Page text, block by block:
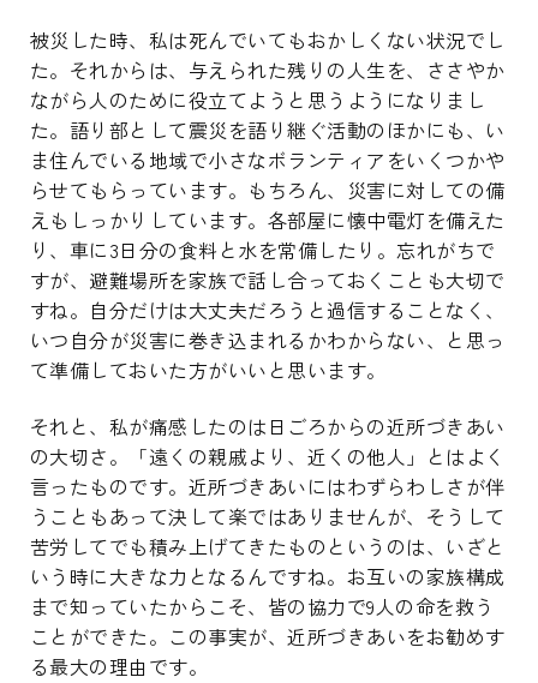
被災した時、私は死んでいてもおかしくない状況でし
た。それからは、与えられた残りの人生を、ささやか
ながら人のために役立てようと思うようになりまし
た。語り部として震災を語り継ぐ活動のほかにも、い
ま住んでいる地域で小さなボランティアをいくつかや
らせてもらっています。もちろん、災害に対しての備
えもしっかりしています。各部屋に懐中電灯を備えた
り、車に3日分の食料と水を常備したり。忘れがちで
すが、避難場所を家族で話し合っておくことも大切で
すね。自分だけは大丈夫だろうと過信することなく、
いつ自分が災害に巻き込まれるかわからない、と思っ
て準備しておいた方がいいと思います。
それと、私が痛感したのは日ごろからの近所づきあい
の大切さ。「遠くの親戚より、近くの他人」とはよく
言ったものです。近所づきあいにはわずらわしさが伴
うこともあって決して楽ではありませんが、そうして
苦労してでも積み上げてきたものというのは、いざと
いう時に大きな力となるんですね。お互いの家族構成
まで知っていたからこそ、皆の協力で9人の命を救う
ことができた。この事実が、近所づきあいをお勧めす
る最大の理由です。